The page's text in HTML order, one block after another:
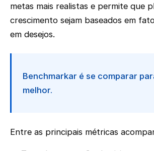
metas mais realistas e permite que
crescimento sejam baseados em
em desejos.
Benchmarkar é se comparar
melhor.
Entre as principais métricas